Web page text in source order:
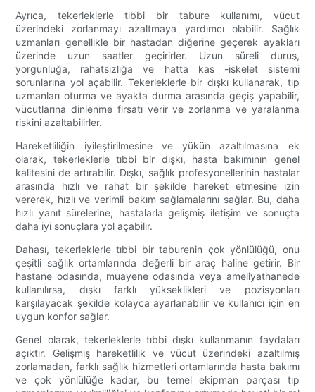
Ayrıca, tekerleklerle tıbbi bir tabure kullanımı, vücut
üzerindeki zorlanmayı azaltmaya yardımcı olabilir. Sağlık
uzmanları genellikle bir hastadan diğerine geçerek ayakları
üzerinde uzun saatler geçirirler. Uzun süreli duruş,
yorgunluğa, rahatsızlığa ve hatta kas -iskelet sistemi
sorunlarına yol açabilir. Tekerleklerle bir dışkı kullanarak, tıp
uzmanları oturma ve ayakta durma arasında geçiş yapabilir,
vücutlarına dinlenme fırsatı verir ve zorlanma ve yaralanma
riskini azaltabilirler.
Hareketliliğin iyileştirilmesine ve yükün azaltılmasına ek
olarak, tekerleklerle tıbbi bir dışkı, hasta bakımının genel
kalitesini de artırabilir. Dışkı, sağlık profesyonellerinin hastalar
arasında hızlı ve rahat bir şekilde hareket etmesine izin
vererek, hızlı ve verimli bakım sağlamalarını sağlar. Bu, daha
hızlı yanıt sürelerine, hastalarla gelişmiş iletişim ve sonuçta
daha iyi sonuçlara yol açabilir.
Dahası, tekerleklerle tıbbi bir taburenin çok yönlülüğü, onu
çeşitli sağlık ortamlarında değerli bir araç haline getirir. Bir
hastane odasında, muayene odasında veya ameliyathanede
kullanılırsa, dışkı farklı yükseklikleri ve pozisyonları
karşılayacak şekilde kolayca ayarlanabilir ve kullanıcı için en
uygun konfor sağlar.
Genel olarak, tekerleklerle tıbbi dışkı kullanmanın faydaları
açıktır. Gelişmiş hareketlilik ve vücut üzerindeki azaltılmış
zorlamadan, farklı sağlık hizmetleri ortamlarında hasta bakımı
ve çok yönlülüğe kadar, bu temel ekipman parçası tıp